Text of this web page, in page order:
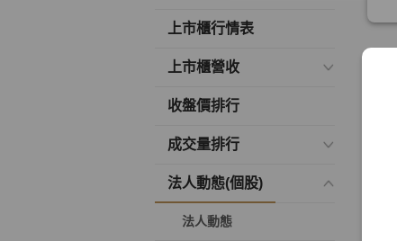
上市櫃行情表
上市櫃營收
收盤價排行
成交量排行
法人動態(個股)
法人動態